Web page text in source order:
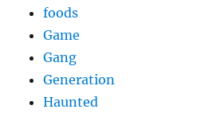
foods
Game
Gang
Generation
Haunted